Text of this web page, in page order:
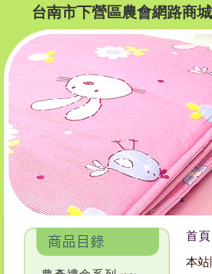
台南市下營區農會網路商城
首頁
本站